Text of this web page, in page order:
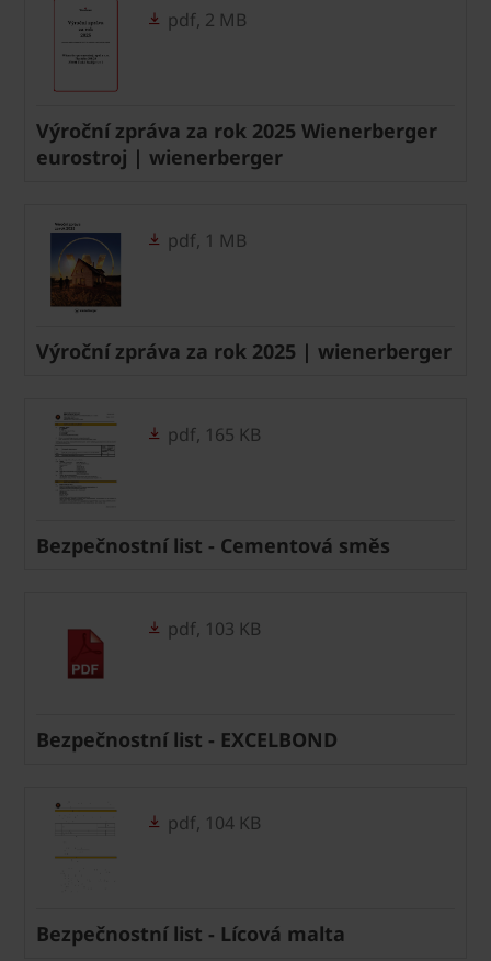
pdf, 2 MB
Výroční zpráva za rok 2025 Wienerberger
eurostroj | wienerberger
pdf, 1 MB
Výroční zpráva za rok 2025 | wienerberger
pdf, 165 KB
Bezpečnostní list - Cementová směs
pdf, 103 KB
Bezpečnostní list - EXCELBOND
pdf, 104 KB
Bezpečnostní list - Lícová malta